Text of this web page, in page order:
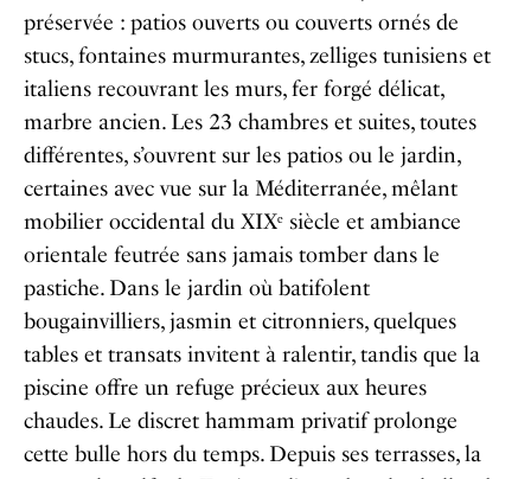
préservée : patios ouverts ou couverts ornés de
stucs, fontaines murmurantes, zelliges tunisiens et
italiens recouvrant les murs, fer forgé délicat,
marbre ancien. Les 23 chambres et suites, toutes
différentes, s’ouvrent sur les patios ou le jardin,
certaines avec vue sur la Méditerranée, mêlant
mobilier occidental du XIXᵉ siècle et ambiance
orientale feutrée sans jamais tomber dans le
pastiche. Dans le jardin où batifolent
bougainvilliers, jasmin et citronniers, quelques
tables et transats invitent à ralentir, tandis que la
piscine offre un refuge précieux aux heures
chaudes. Le discret hammam privatif prolonge
cette bulle hors du temps. Depuis ses terrasses, la